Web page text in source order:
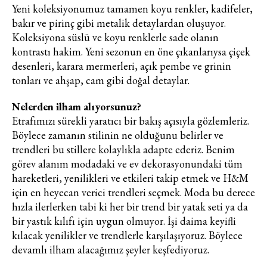
Yeni koleksiyonumuz tamamen koyu renkler, kadifeler,
bakır ve pirinç gibi metalik detaylardan oluşuyor.
Koleksiyona süslü ve koyu renklerle sade olanın
kontrastı hakim. Yeni sezonun en öne çıkanlarıysa çiçek
desenleri, karara mermerleri, açık pembe ve grinin
tonları ve ahşap, cam gibi doğal detaylar.
Nelerden ilham alıyorsunuz?
Etrafımızı sürekli yaratıcı bir bakış açısıyla gözlemleriz.
Böylece zamanın stilinin ne olduğunu belirler ve
trendleri bu stillere kolaylıkla adapte ederiz. Benim
görev alanım modadaki ve ev dekorasyonundaki tüm
hareketleri, yenilikleri ve etkileri takip etmek ve H&M
için en heyecan verici trendleri seçmek. Moda bu derece
hızla ilerlerken tabi ki her bir trend bir yatak seti ya da
bir yastık kılıfı için uygun olmuyor. İşi daima keyifli
kılacak yenilikler ve trendlerle karşılaşıyoruz. Böylece
devamlı ilham alacağımız şeyler keşfediyoruz.